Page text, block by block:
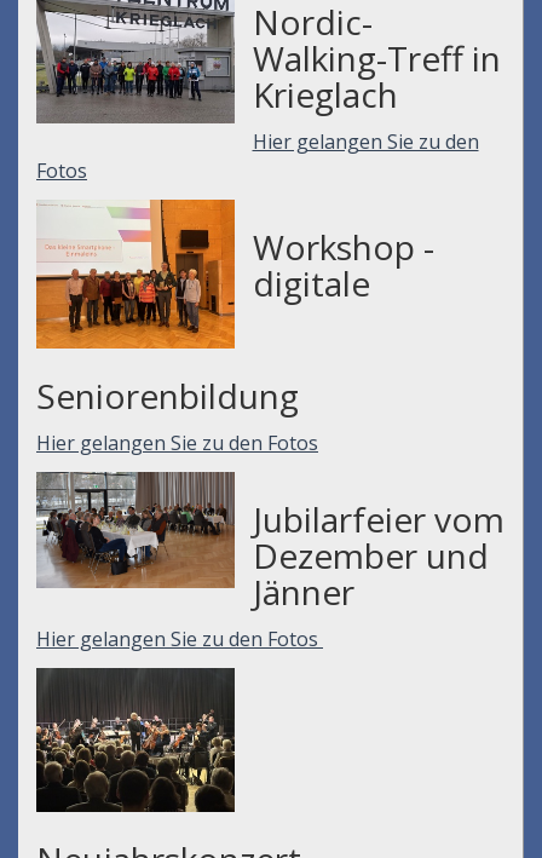
Nordic-
Walking-Treff in
Krieglach
Hier gelangen Sie zu den
Fotos
Workshop -
digitale
Seniorenbildung
Hier gelangen Sie zu den Fotos
Jubilarfeier vom
Dezember und
Jänner
Hier gelangen Sie zu den Fotos